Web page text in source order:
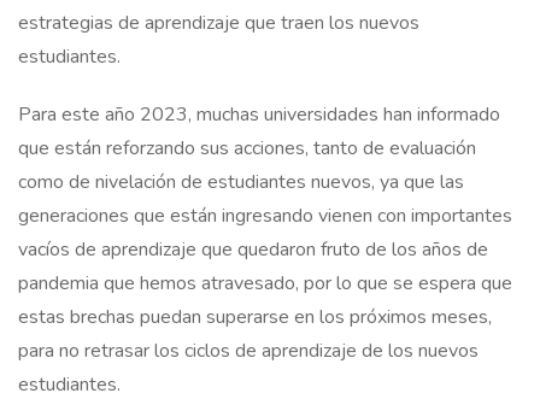
estrategias de aprendizaje que traen los nuevos
estudiantes.
Para este año 2023, muchas universidades han informado
que están reforzando sus acciones, tanto de evaluación
como de nivelación de estudiantes nuevos, ya que las
generaciones que están ingresando vienen con importantes
vacíos de aprendizaje que quedaron fruto de los años de
pandemia que hemos atravesado, por lo que se espera que
estas brechas puedan superarse en los próximos meses,
para no retrasar los ciclos de aprendizaje de los nuevos
estudiantes.